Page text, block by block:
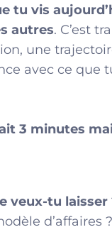
tu vis
autres. C’est
une
avec ce que
3 minutes
veux-tu laisser
d’affaires